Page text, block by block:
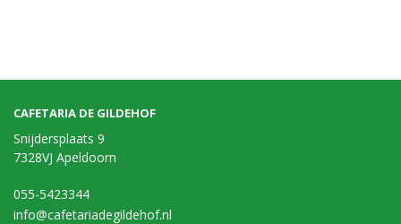
CAFETARIA DE GILDEHOF
Snijdersplaats 9
7328VJ Apeldoorn
055-5423344
info@cafetariadegildehof.nl